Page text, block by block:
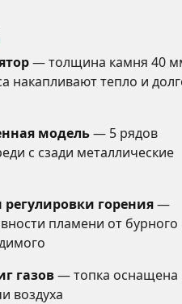
— толщина камня 40
накапливают тепло и
модель— 5 рядов
с сзади металлические
горения—
пламени от бурного
газов— топка оснащена
воздуха